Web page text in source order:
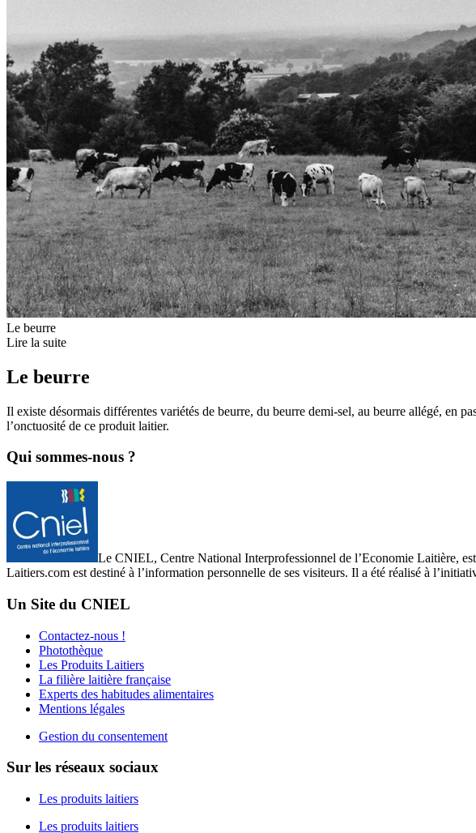
Le beurre
Lire la suite
Le beurre
Il existe désormais différentes variétés de beurre, du beurre demi-sel, au beurre allégé, en
l’onctuosité de ce produit laitier.
Qui sommes-nous ?
Le CNIEL, Centre National Interprofessionnel de l’Economie Laitière,
Laitiers.com est destiné à l’information personnelle de ses visiteurs. Il a été réalisé à
Un Site du CNIEL
Contactez-nous !
Photothèque
Les Produits Laitiers
La filière laitière française
Experts des habitudes alimentaires
Mentions légales
Gestion du consentement
Sur les réseaux sociaux
Les produits laitiers
Les produits laitiers